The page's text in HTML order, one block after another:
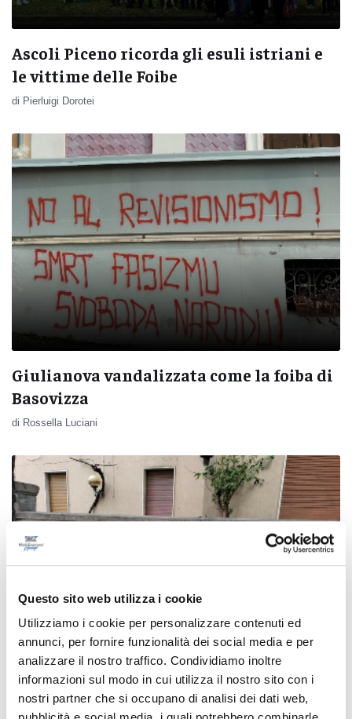
Questo sito web utilizza i cookie
Utilizziamo i cookie per personalizzare contenuti ed
annunci, per fornire funzionalità dei social media e per
analizzare il nostro traffico. Condividiamo inoltre
informazioni sul modo in cui utilizza il nostro sito con i
nostri partner che si occupano di analisi dei dati web,
Ascoli Piceno ricorda gli esuli istriani e
le vittime delle Foibe
di Pierluigi Dorotei
Giulianova vandalizzata come la foiba di
Basovizza
di Rossella Luciani
Scritta contro vittime delle foibe a Porto